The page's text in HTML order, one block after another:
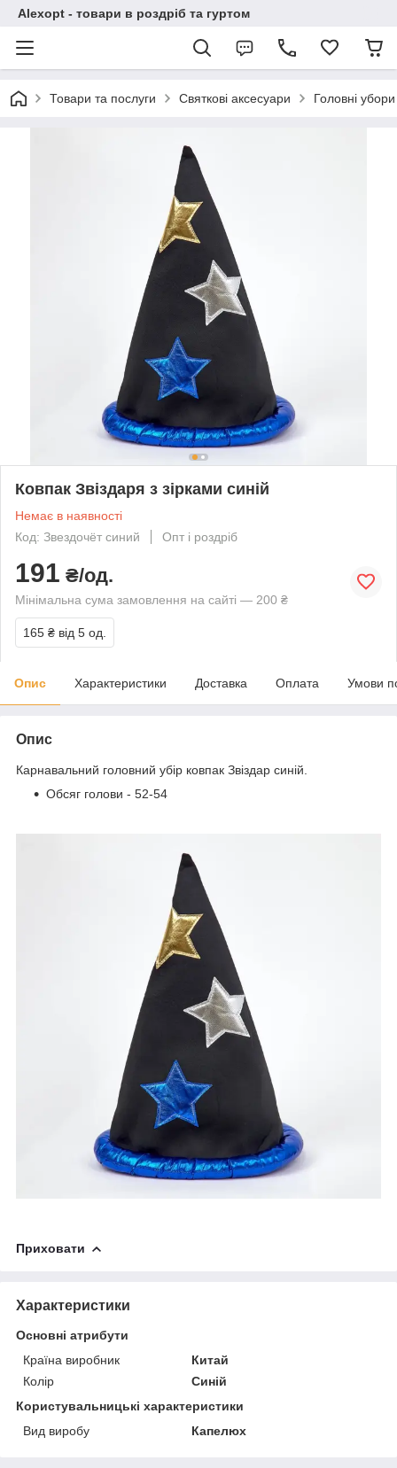
Alexopt - товари в роздріб та гуртом
Товари та послуги Святкові аксесуари Головні убори
Ковпак Звіздаря з зірками синій
Немає в наявності
Код: Звездочёт синий
Опт і роздріб
191 ₴/од.
Мінімальна сума замовлення на сайті — 200 ₴
165 ₴ від 5 од.
Опис Характеристики Доставка Оплата Умови
Опис
Карнавальний головний убір ковпак Звіздар синій.
Обсяг голови - 52-54
Приховати
Характеристики
Основні атрибути
Країна виробник
Китай
Колір
Синій
Користувальницькі характеристики
Вид виробу
Капелюх